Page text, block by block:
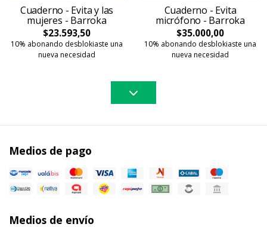
Cuaderno - Evita y las
mujeres - Barroka
$23.593,50
10% abonando desblokiaste una
nueva necesidad
Cuaderno - Evita
micrófono - Barroka
$35.000,00
10% abonando desblokiaste una
nueva necesidad
Medios de pago
Medios de envío